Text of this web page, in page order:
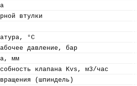
втулки
°С
давление, бар
мм
клапана Kvs, м3/час
(шпиндель)